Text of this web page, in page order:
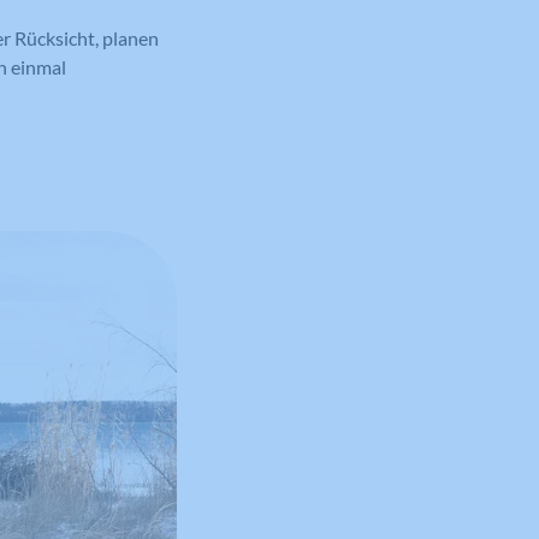
Rücksicht, planen
einmal